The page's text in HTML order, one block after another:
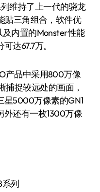
持了上一代的骁龙
贴三角组合，软件优
内置的Monster性能
达67.7万。
品中采用800万像
捕捉较远处的画面，
星5000万像素的GN1
外还有一枚1300万像
系列